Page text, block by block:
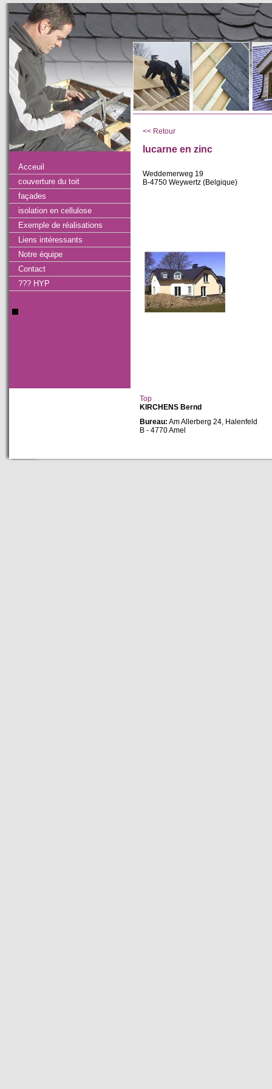
Acceuil
couverture du toit
façades
isolation en cellulose
Exemple de réalisations
Liens intéressants
Notre équipe
Contact
??? HYP
<< Retour
lucarne en zinc
Weddemerweg 19
B-4750 Weywertz (Belgique)
Top
KIRCHENS Bernd
Bureau: Am Allerberg 24, Halenfeld
B - 4770 Amel